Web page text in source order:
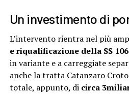
Un investimento di
L’intervento rientra nel più
e riqualificazione della SS
in variante e a carreggiate
anche la tratta Catanzaro
totale, appunto, di circa